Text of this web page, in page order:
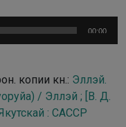
00:00
копии кн.: Эллэй.
/ Эллэй ; [В. Д.
: САССР